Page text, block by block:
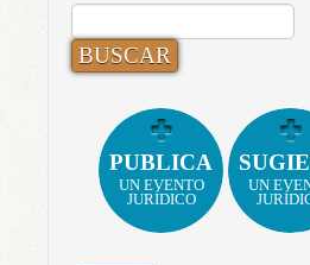
BUSCAR:
PUBLICA
UN EVENTO
JURÍDICO
UN